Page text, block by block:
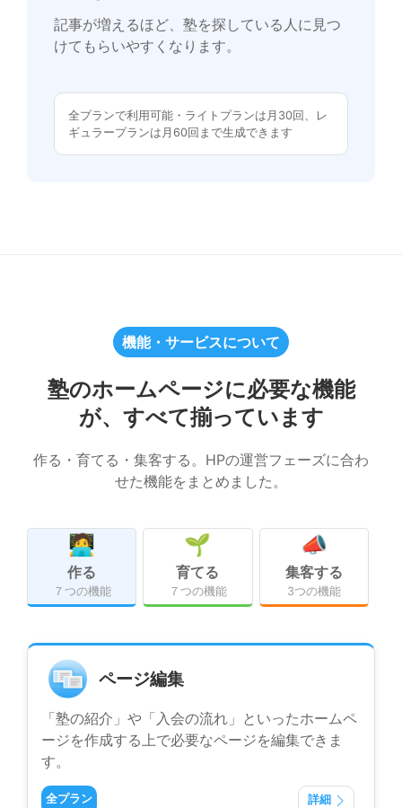
記事が増えるほど、塾を探している人に見つ
けてもらいやすくなります。
全プランで利用可能・ライトプランは月30回、レ
ギュラープランは月60回まで生成できます
機能・サービスについて
塾のホームページに必要な機能
が、 すべて揃っています
作る・育てる・集客する。HPの運営フェーズに合わ
せた機能をまとめました。
🧑‍💻
作る
７つの機能
🌱
育てる
７つの機能
📣
集客する
3つの機能
ページ編集
「塾の紹介」や「入会の流れ」といったホームペ
ージを作成する上で必要なページを編集できま
す。
全プラン 詳細